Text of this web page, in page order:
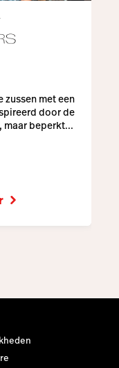
zussen met een
door de
maar beperkt...